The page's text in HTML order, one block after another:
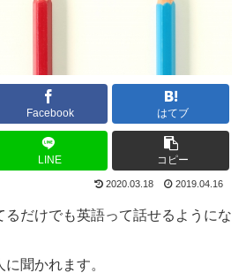
Facebook はてブ
LINE コピー
2020.03.18 2019.04.16
るだけでも英語って話せるようにな
聞かれます。